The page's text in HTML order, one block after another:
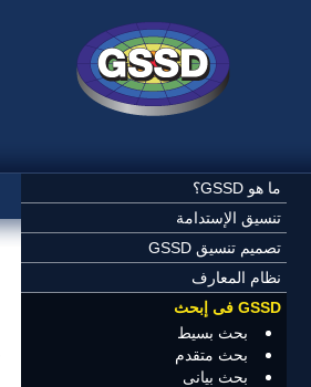
ما هو GSSD؟
تنسيق الإستدامة
تصميم تنسيق GSSD
نظام المعارف
GSSD فى إبحث
بحث بسيط
بحث متقدم
بحث بيانى